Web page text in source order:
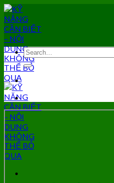
Skip
to
content